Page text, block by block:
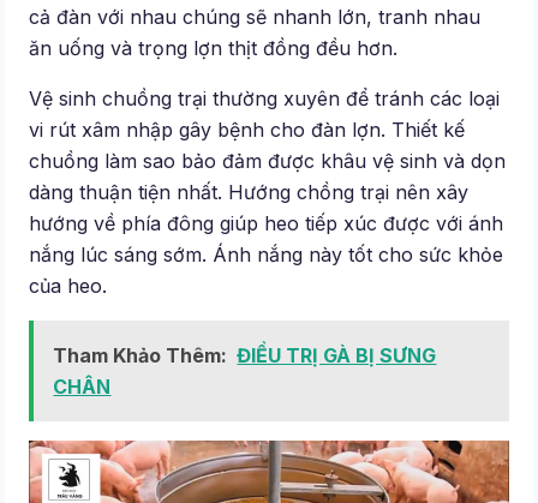
cả đàn với nhau chúng sẽ nhanh lớn, tranh nhau
ăn uống và trọng lợn thịt đồng đều hơn.
Vệ sinh chuồng trại thường xuyên để tránh các loại
vi rút xâm nhập gây bệnh cho đàn lợn. Thiết kế
chuồng làm sao bảo đảm được khâu vệ sinh và dọn
dàng thuận tiện nhất. Hướng chồng trại nên xây
hướng về phía đông giúp heo tiếp xúc được với ánh
nắng lúc sáng sớm. Ánh nắng này tốt cho sức khỏe
của heo.
Tham Khảo Thêm: ĐIỀU TRỊ GÀ BỊ SƯNG
CHÂN